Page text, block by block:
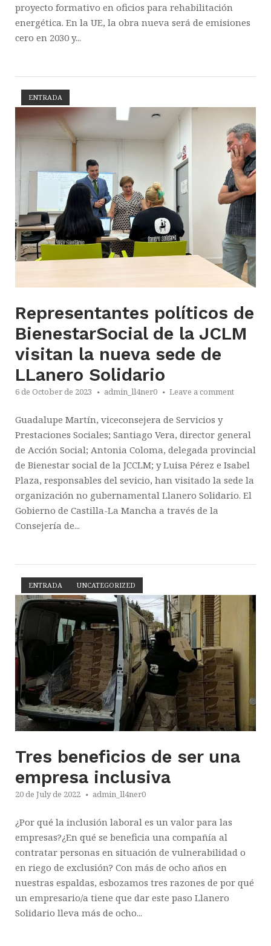
proyecto formativo en oficios para rehabilitación
energética. En la UE, la obra nueva será de emisiones
cero en 2030 y...
ENTRADA
Open post
Representantes políticos de
BienestarSocial de la JCLM
visitan la nueva sede de
LLanero Solidario
6 de October de 2023 admin_ll4ner0 Leave a comment
Guadalupe Martín, viceconsejera de Servicios y
Prestaciones Sociales; Santiago Vera, director general
de Acción Social; Antonia Coloma, delegada provincial
de Bienestar social de la JCCLM; y Luisa Pérez e Isabel
Plaza, responsables del sevicio, han visitado la sede la
organización no gubernamental Llanero Solidario. El
Gobierno de Castilla-La Mancha a través de la
Consejería de...
ENTRADA UNCATEGORIZED
Open post
Tres beneficios de ser una
empresa inclusiva
20 de July de 2022 admin_ll4ner0
¿Por qué la inclusión laboral es un valor para las
empresas?¿En qué se beneficia una compañía al
contratar personas en situación de vulnerabilidad o
en riego de exclusión? Con más de ocho años en
nuestras espaldas, esbozamos tres razones de por qué
un empresario/a tiene que dar este paso Llanero
Solidario lleva más de ocho...